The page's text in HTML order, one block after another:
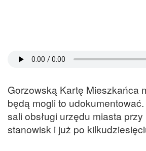
Gorzowską Kartę Mieszkańca
będą mogli to
sali obsługi urzędu miasta
stanowisk i już po